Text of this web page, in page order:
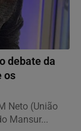
debate da
os
Neto (União
Mansur...